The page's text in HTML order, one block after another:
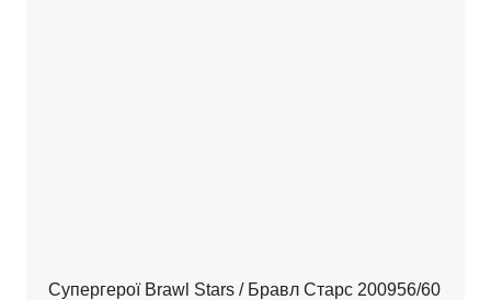
Супергерої Brawl Stars / Бравл Старс 200956/60